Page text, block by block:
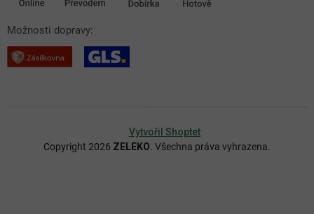
Možnosti dopravy:
Vytvořil Shoptet
Copyright 2026 ZELEKO. Všechna práva vyhrazena.